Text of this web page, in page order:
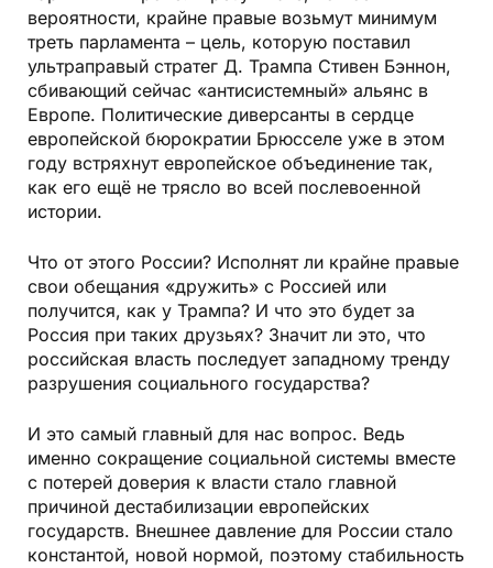
вероятности, крайне правые возьмут минимум
треть парламента – цель, которую поставил
ультраправый стратег Д. Трампа Стивен Бэннон,
сбивающий сейчас «антисистемный» альянс в
Европе. Политические диверсанты в сердце
европейской бюрократии Брюсселе уже в этом
году встряхнут европейское объединение так,
как его ещё не трясло во всей послевоенной
истории.
Что от этого России? Исполнят ли крайне правые
свои обещания «дружить» с Россией или
получится, как у Трампа? И что это будет за
Россия при таких друзьях? Значит ли это, что
российская власть последует западному тренду
разрушения социального государства?
И это самый главный для нас вопрос. Ведь
именно сокращение социальной системы вместе
с потерей доверия к власти стало главной
причиной дестабилизации европейских
государств. Внешнее давление для России стало
константой, новой нормой, поэтому стабильность